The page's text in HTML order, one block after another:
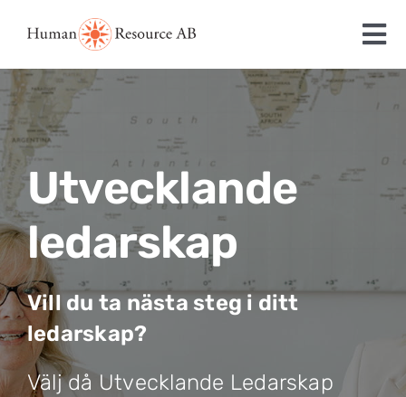
Utvecklande
ledarskap
Vill du ta nästa steg i ditt
ledarskap?
Välj då Utvecklande Ledarskap